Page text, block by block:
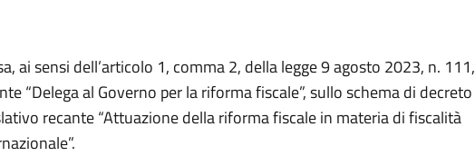
ai sensi dell’articolo 1, comma 2, della legge 9 agosto 2023, n. 111,
“Delega al Governo per la riforma fiscale”, sullo schema di decreto
recante “Attuazione della riforma fiscale in materia di fiscalità